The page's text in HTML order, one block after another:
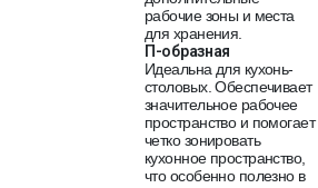
рабочие зоны и места
для хранения.
П-образная
Идеальна для кухонь-
столовых. Обеспечивает
значительное рабочее
пространство и помогает
четко зонировать
кухонное пространство,
что особенно полезно в